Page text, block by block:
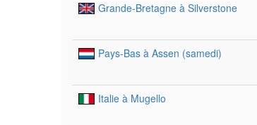
Grande-Bretagne à Silverstone
Pays-Bas à Assen (samedi)
Italie à Mugello